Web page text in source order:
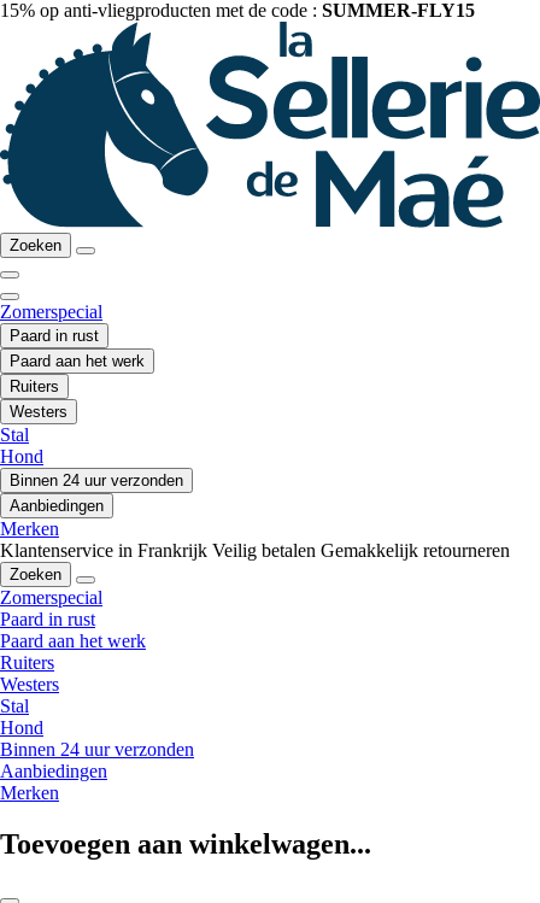
15% op anti-vliegproducten met de code : SUMMER-FLY15
Zoeken
Zomerspecial
Paard in rust
Paard aan het werk
Ruiters
Westers
Stal
Hond
Binnen 24 uur verzonden
Aanbiedingen
Merken
Klantenservice in Frankrijk Veilig betalen Gemakkelijk retourneren
Zoeken
Zomerspecial
Paard in rust
Paard aan het werk
Ruiters
Westers
Stal
Hond
Binnen 24 uur verzonden
Aanbiedingen
Merken
Toevoegen aan winkelwagen...